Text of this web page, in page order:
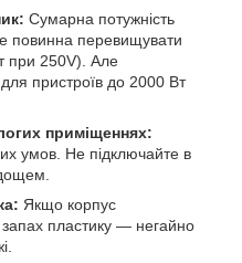
Сумарна потужність
повинна перевищувати
при 250V). Але
пристроїв до 2000 Вт
приміщеннях:
умов. Не підключайте в
дощем.
Якщо корпус
запах пластику — негайно